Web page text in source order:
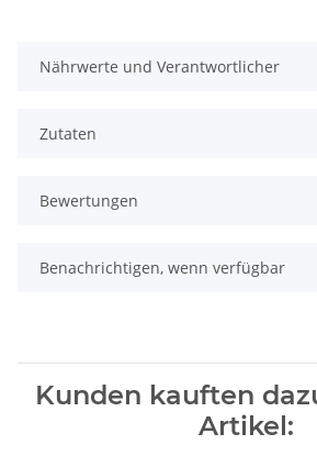
Nährwerte und Verantwortlicher
Zutaten
Bewertungen
Benachrichtigen, wenn verfügbar
Kunden kauften
Artikel: